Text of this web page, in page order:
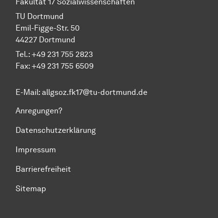
TU Dort­mund
Emil-Figge-Str. 50
44227 Dort­mund
Tel.: +49 231 755 2823
Fax: +49 231 755 6509
E-Mail: allgsoz.fk17@tu-dortmund.de
Anregungen?
Datenschutzerklärung
Impressum
Barrierefreiheit
Sitemap